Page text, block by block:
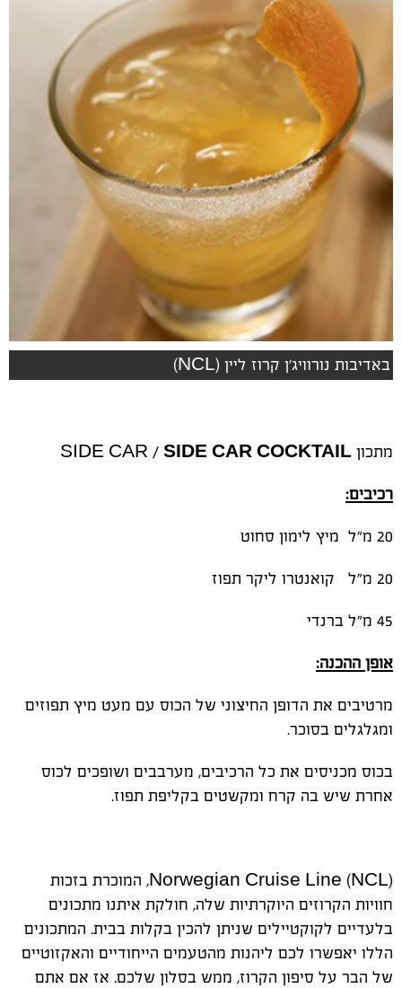
באדיבות נורוויג'ן קרוז ליין (NCL)
מתכון SIDE CAR / SIDE CAR COCKTAIL
רכיבים:
20 מ"ל מיץ לימון סחוט
20 מ"ל קואנטרו ליקר תפוז
45 מ"ל ברנדי
אופן ההכנה:
מרטיבים את הדופן החיצוני של הכוס עם מעט מיץ תפוזים
ומגלגלים בסוכר.
בכוס מכניסים את כל הרכיבים, מערבבים ושופכים לכוס
אחרת שיש בה קרח ומקשטים בקליפת תפוז.
Norwegian Cruise Line (
NCL), המוכרת בזכות
חוויות הקרוזים היוקרתיות שלה, חולקת איתנו מתכונים
בלעדיים לקוקטיילים שניתן להכין בקלות בבית. המתכונים
הללו יאפשרו לכם ליהנות מהטעמים הייחודיים והאקזוטיים
של הבר על סיפון הקרוז, ממש בסלון שלכם. אז אם אתם